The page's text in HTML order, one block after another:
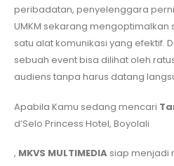
peribadatan, penyelenggara
UMKM sekarang
satu alat komunikasi yang efektif.
sebuah event bisa dilihat oleh
audiens tanpa harus datang
Apabila Kamu sedang mencari
d’Selo Princess Hotel, Boyolali
, MKVS MULTIMEDIA siap menjadi